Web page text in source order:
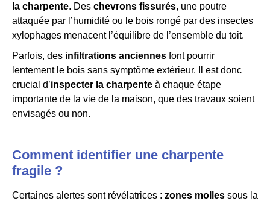
la charpente. Des chevrons fissurés, une poutre
attaquée par l’humidité ou le bois rongé par des insectes
xylophages menacent l’équilibre de l’ensemble du toit.
Parfois, des infiltrations anciennes font pourrir
lentement le bois sans symptôme extérieur. Il est donc
crucial d’inspecter la charpente à chaque étape
importante de la vie de la maison, que des travaux soient
envisagés ou non.
Comment identifier une charpente
fragile ?
Certaines alertes sont révélatrices : zones molles sous la